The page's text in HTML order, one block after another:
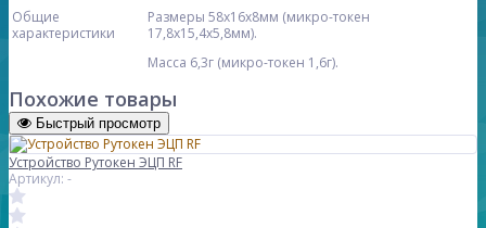
Общие
характеристики
Размеры 58х16х8мм (микро-токен
17,8х15,4х5,8мм).
Масса 6,3г (микро-токен 1,6г).
Похожие товары
Быстрый просмотр
Устройство Рутокен ЭЦП RF
Артикул: -